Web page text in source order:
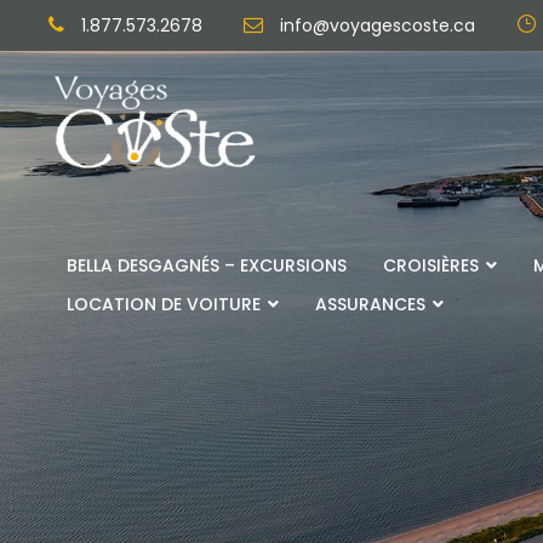
1.877.573.2678 info@voyagescoste.ca
BELLA DESGAGNÉS – EXCURSIONS CROISIÈRES
LOCATION DE VOITURE
ASSURANCES